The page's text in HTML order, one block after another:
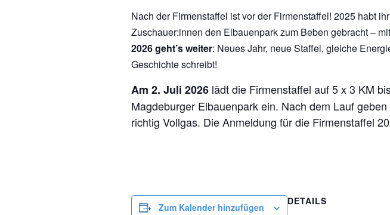
Nach der Firmenstaffel ist vor der Firmenstaffel! 2025 habt
Zuschauer:innen den Elbauenpark zum Beben gebracht –
2026 geht’s weiter: Neues Jahr, neue Staffel, gleiche
Geschichte schreibt!
Am 2. Juli 2026 lädt die Firmenstaffel auf 5 x 3 KM
Magdeburger Elbauenpark ein. Nach dem Lauf
richtig Vollgas. Die Anmeldung für die Firmenstaffel
Zum Kalender hinzufügen
DETAILS